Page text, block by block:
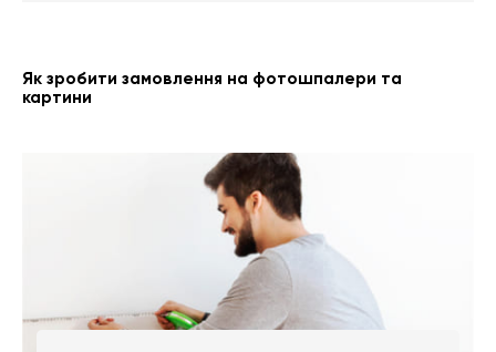
Як зробити замовлення на фотошпалери та
картини